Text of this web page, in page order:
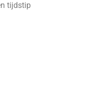
tijdstip